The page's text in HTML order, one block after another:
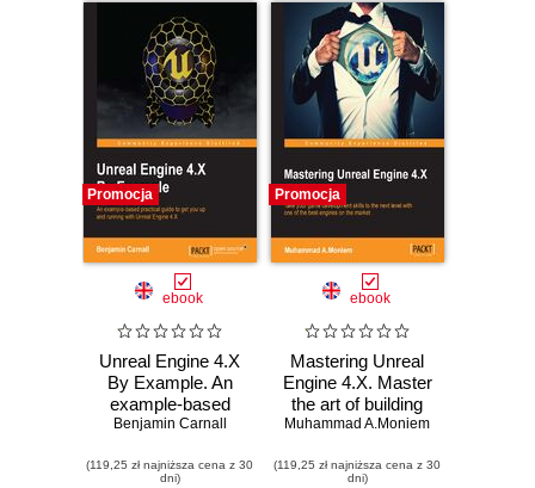
Promocja
ebook
Unreal Engine 4.X
By Example. An
example-based
practical guide to
running with Unreal
Benjamin Carnall
(119,25 zł najniższa cena z 30
dni)
Promocja
ebook
Mastering Unreal
Engine 4.X. Master
the art of building
AAA games with
Muhammad A.Moniem
(119,25 zł najniższa cena z 30
dni)